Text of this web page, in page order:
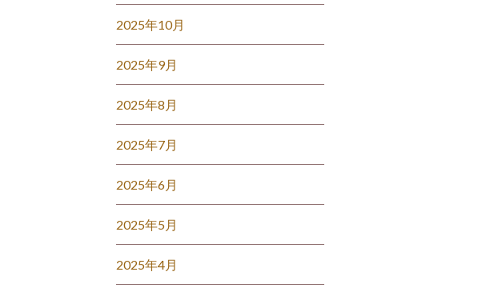
2025年10月
2025年9月
2025年8月
2025年7月
2025年6月
2025年5月
2025年4月